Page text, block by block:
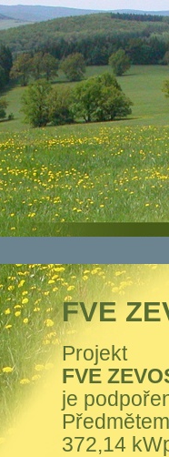
FVE
Projekt
FVE
je
372,14